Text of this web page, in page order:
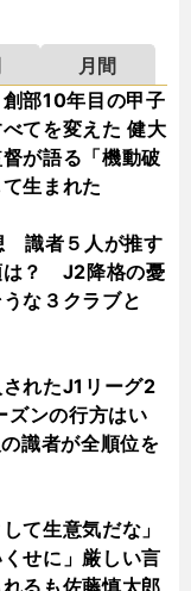
月間
創部10年目の甲子
てを変えた 健大
が語る「機動破
生まれた
識者５人が推す
は？ J2降格の憂
な３クラブと
れたJ1リーグ2
ンの行方はい
識者が全順位を
て生意気だな」
くせに」厳しい言